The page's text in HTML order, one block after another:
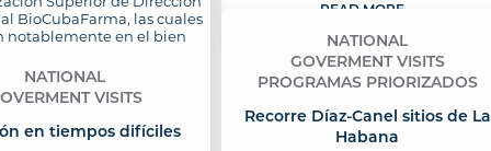
READ MORE
NATIONAL
VISITS
en tiempos difíciles
NATIONAL
GOVERMENT VISITS
PROGRAMAS PRIORIZADOS
Recorre Díaz-Canel sitios de La
Habana